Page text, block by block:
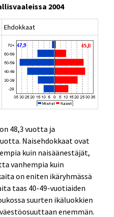
2004
Ehdokkaat
48,3 vuotta ja
Naisehdokkaat ovat
kuin naisäänestäjät,
vanhempia kuin
on eniten ikäryhmässä
taas 40-49-vuotiaiden
suurten ikäluokkien
enemmän.